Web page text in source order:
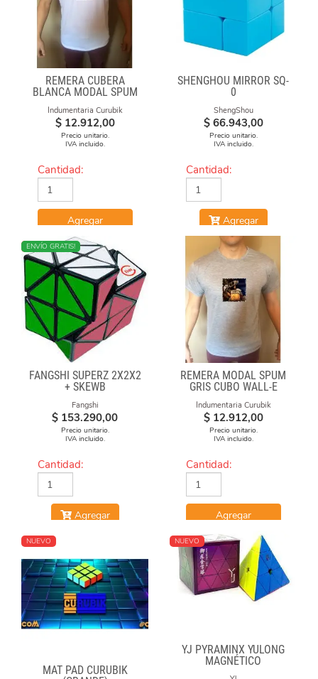
REMERA CUBERA
BLANCA MODAL SPUM
CUBO FUEGO
Indumentaria Curubik
$ 12.912,00
Precio unitario.
IVA incluido.
Cantidad:
Agregar
SHENGHOU MIRROR SQ-
0
ShengShou
$ 66.943,00
Precio unitario.
IVA incluido.
Cantidad:
Agregar
NUEVO
ENVÍO GRATIS!
FANGSHI SUPERZ 2X2X2
+ SKEWB
Fangshi
$ 153.290,00
Precio unitario.
IVA incluido.
Cantidad:
Agregar
REMERA MODAL SPUM
GRIS CUBO WALL-E
Indumentaria Curubik
$ 12.912,00
Precio unitario.
IVA incluido.
Cantidad:
Agregar
NUEVO
MAT PAD CURUBIK
NUEVO
YJ PYRAMINX YULONG
MAGNÉTICO